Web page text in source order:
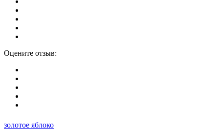
Оцените отзыв:
золотое яблоко